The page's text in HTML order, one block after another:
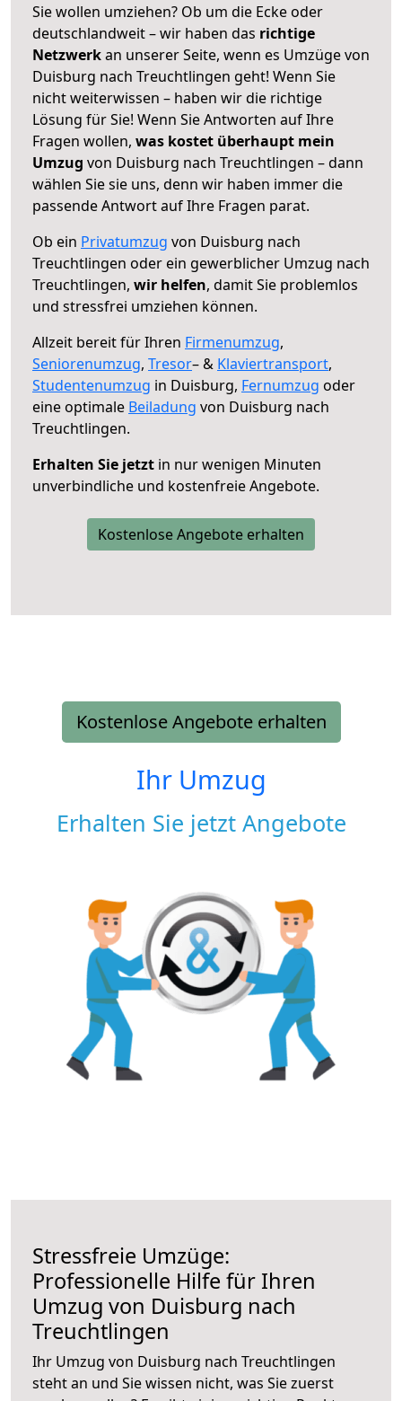
Sie wollen umziehen? Ob um die Ecke oder
deutschlandweit – wir haben das richtige
Netzwerkan unserer Seite, wenn es Umzüge von
Duisburg nach Treuchtlingen geht! Wenn Sie
nicht weiterwissen – haben wir die richtige
Lösung für Sie! Wenn Sie Antworten auf Ihre
Fragen wollen, was kostet überhaupt mein
Umzug von Duisburg nach Treuchtlingen – dann
wählen Sie sie uns, denn wir haben immer die
passende Antwort auf Ihre Fragen parat.
Ob ein Privatumzug von Duisburg nach
Treuchtlingen oder ein gewerblicher Umzug nach
Treuchtlingen, wir helfen, damit Sie problemlos
und stressfrei umziehen können.
Allzeit bereit für Ihren Firmenumzug,
Seniorenumzug, Tresor– & Klaviertransport,
Studentenumzug in Duisburg, Fernumzug oder
eine optimale Beiladung von Duisburg nach
Treuchtlingen.
Erhalten Sie jetzt in nur wenigen Minuten
unverbindliche und kostenfreie Angebote.
Kostenlose Angebote erhalten
Kostenlose Angebote erhalten
Ihr Umzug
Erhalten Sie jetzt Angebote
Stressfreie Umzüge:
Professionelle Hilfe für Ihren
Umzug von Duisburg nach
Treuchtlingen
Ihr Umzug von Duisburg nach Treuchtlingen
steht an und Sie wissen nicht, was Sie zuerst